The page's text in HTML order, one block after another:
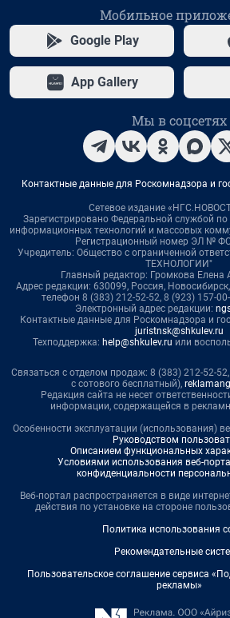
Мобильное
Google Play
App Gallery
Мы в соцсетях
Контактные данные для Роскомнадзора и
Сетевое издание
Зарегистрировано Федеральной службой по
информационных технологий и массовых
Регистрационный номер ЭЛ №
Учредитель: Общество с ограниченной
ТЕХНОЛОГИИ"
Главный редактор: Громкова Елена
Адрес редакции: 630099, Россия,
телефон 8 (383) 212-52-52, 8 (923) 157-
Электронный адрес редакции:
Контактные данные для Роскомнадзора и
juristnsk@shkulev.ru
Техподдержка: help@shkulev.ru или
Связаться с отделом продаж: 8 (383) 212-52-
с сотового бесплатный),
Редакция сайта не несет
информации, содержащейся в
Особенности эксплуатации (использования)
Руководством
Описанием функциональных
Условиями использования веб-
конфиденциальности
Веб-портал распространяется в виде
действия по установке на стороне
Политика использования
Рекомендательные
Пользовательское соглашение сервиса
рекламы»